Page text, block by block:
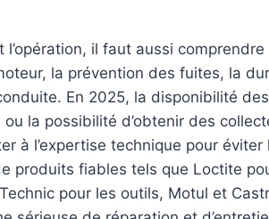
il faut aussi
la prévention des fuites, la
En 2025, la disponibilité
la possibilité d’obtenir des
à l’expertise technique pour
produits fiables tels que Loctite
pour les outils, Motul et